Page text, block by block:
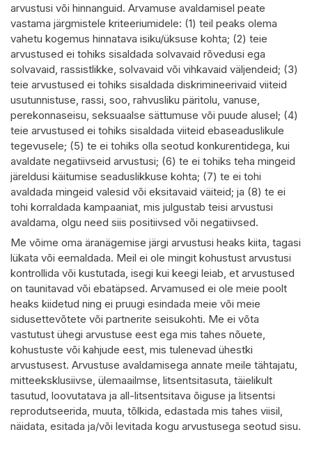
arvustusi või hinnanguid. Arvamuse avaldamisel peate
vastama järgmistele kriteeriumidele: (1) teil peaks olema
vahetu kogemus hinnatava isiku/üksuse kohta; (2) teie
arvustused ei tohiks sisaldada solvavaid rõvedusi ega
solvavaid, rassistlikke, solvavaid või vihkavaid väljendeid; (3)
teie arvustused ei tohiks sisaldada diskrimineerivaid viiteid
usutunnistuse, rassi, soo, rahvusliku päritolu, vanuse,
perekonnaseisu, seksuaalse sättumuse või puude alusel; (4)
teie arvustused ei tohiks sisaldada viiteid ebaseaduslikule
tegevusele; (5) te ei tohiks olla seotud konkurentidega, kui
avaldate negatiivseid arvustusi; (6) te ei tohiks teha mingeid
järeldusi käitumise seaduslikkuse kohta; (7) te ei tohi
avaldada mingeid valesid või eksitavaid väiteid; ja (8) te ei
tohi korraldada kampaaniat, mis julgustab teisi arvustusi
avaldama, olgu need siis positiivsed või negatiivsed.
Me võime oma äranägemise järgi arvustusi heaks kiita, tagasi
lükata või eemaldada. Meil ei ole mingit kohustust arvustusi
kontrollida või kustutada, isegi kui keegi leiab, et arvustused
on taunitavad või ebatäpsed. Arvamused ei ole meie poolt
heaks kiidetud ning ei pruugi esindada meie või meie
sidusettevõtete või partnerite seisukohti. Me ei võta
vastutust ühegi arvustuse eest ega mis tahes nõuete,
kohustuste või kahjude eest, mis tulenevad ühestki
arvustusest. Arvustuse avaldamisega annate meile tähtajatu,
mitteeksklusiivse, ülemaailmse, litsentsitasuta, täielikult
tasutud, loovutatava ja all-litsentsitava õiguse ja litsentsi
reprodutseerida, muuta, tõlkida, edastada mis tahes viisil,
näidata, esitada ja/või levitada kogu arvustusega seotud sisu.